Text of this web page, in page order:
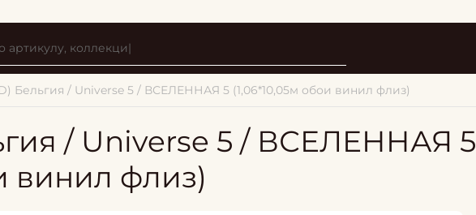
Бельгия / Universe 5 / ВСЕЛЕННАЯ 5 (1,06*10,05м обои винил флиз)
/ Universe 5 / ВСЕЛЕННАЯ 5
винил флиз)